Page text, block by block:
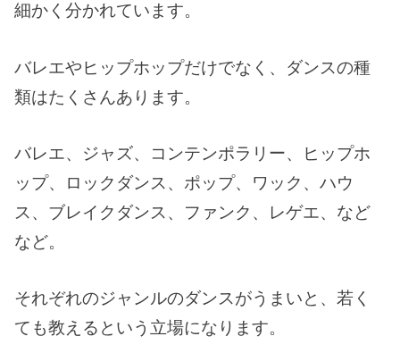
細かく分かれています。
バレエやヒップホップだけでなく、ダンスの種
類はたくさんあります。
バレエ、ジャズ、コンテンポラリー、ヒップホ
ップ、ロックダンス、ポップ、ワック、ハウ
ス、ブレイクダンス、ファンク、レゲエ、など
など。
それぞれのジャンルのダンスがうまいと、若く
ても教えるという立場になります。